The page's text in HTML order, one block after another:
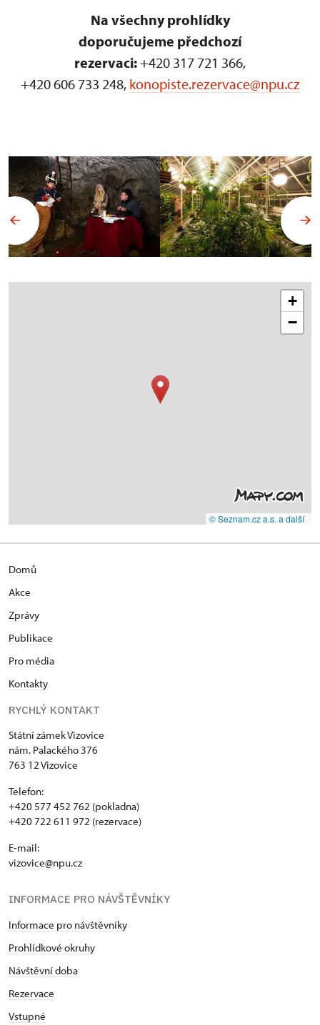
Na všechny prohlídky
doporučujeme předchozí
rezervaci:+420 317 721 366,
+420 606 733 248, konopiste.rezervace@npu.cz
+
−
© Seznam.cz a.s. a další
Domů
Akce
Zprávy
Publikace
Pro média
Kontakty
RYCHLÝ KONTAKT
Státní zámek Vizovice
nám. Palackého 376
763 12 Vizovice
Telefon:
+420 577 452 762 (pokladna)
+420 722 611 972 (rezervace)
E-mail:
vizovice@npu.cz
INFORMACE PRO NÁVŠTĚVNÍKY
Informace pro návštěvníky
Prohlídkové okruhy
Návštěvní doba
Rezervace
Vstupné